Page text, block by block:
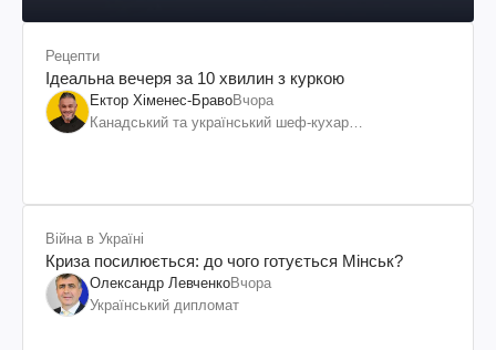
Рецепти
Ідеальна вечеря за 10 хвилин з куркою
Ектор Хіменес-БравоВчора
Канадський та український шеф-кухар
Війна в Україні
Криза посилюється: до чого готується Мінськ?
Олександр ЛевченкоВчора
Український дипломат